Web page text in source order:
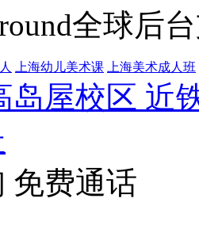
全球后
上海幼儿美术课 上海美术成人班
岛屋校区 近
免费通话